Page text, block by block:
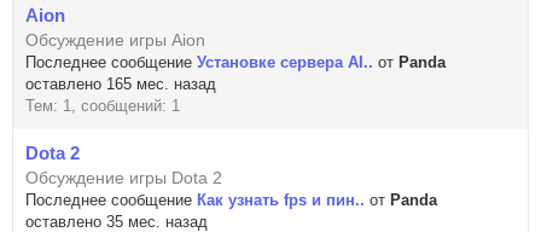
Aion
Обсуждение игры Aion
Последнее сообщение Установке сервера AI.. от Panda
оставлено 165 мес. назад
Тем: 1, сообщений: 1
Dota 2
Обсуждение игры Dota 2
Последнее сообщение Как узнать fps и пин.. от Panda
оставлено 35 мес. назад